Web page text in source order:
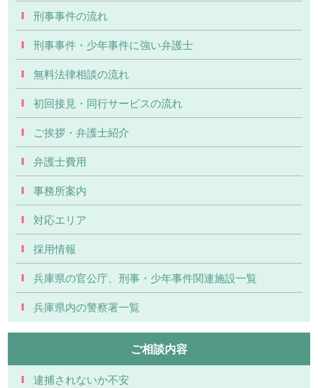
刑事事件の流れ
刑事事件・少年事件に強い弁護士
無料法律相談の流れ
初回接見・同行サービスの流れ
ご挨拶・弁護士紹介
弁護士費用
事務所案内
対応エリア
採用情報
兵庫県の官公庁、刑事・少年事件関連施設一覧
兵庫県内の警察署一覧
ご相談内容
逮捕されないか不安